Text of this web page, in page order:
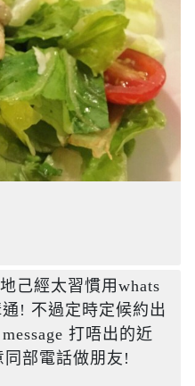
己經太習慣用whats
! 不過定時定候約出
打唔出的近
部電話做朋友!